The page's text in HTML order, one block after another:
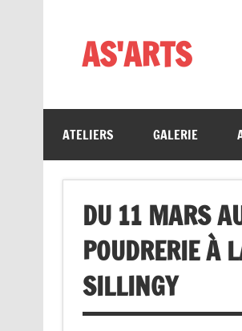
AS'ARTS
ATELIERS GALERIE
DU 11 MARS
POUDRERIE À
SILLINGY